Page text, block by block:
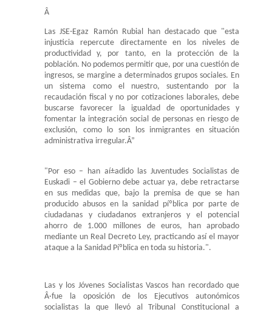
Â
Las JSE-Egaz Ramón Rubial han destacado que "esta
injusticia repercute directamente en los niveles de
productividad y, por tanto, en la protección de la
población. No podemos permitir que, por una cuestión de
ingresos, se margine a determinados grupos sociales. En
un sistema como el nuestro, sustentando por la
recaudación fiscal y no por cotizaciones laborales, debe
buscarse favorecer la igualdad de oportunidades y
fomentar la integración social de personas en riesgo de
exclusión, como lo son los inmigrantes en situación
administrativa irregular.Â”
"Por eso – han aí±adido las Juventudes Socialistas de
Euskadi – el Gobierno debe actuar ya, debe retractarse
en sus medidas que, bajo la premisa de que se han
producido abusos en la sanidad píºblica por parte de
ciudadanas y ciudadanos extranjeros y el potencial
ahorro de 1.000 millones de euros, han aprobado
mediante un Real Decreto Ley, practicando así el mayor
ataque a la Sanidad Píºblica en toda su historia.".
Las y los Jóvenes Socialistas Vascos han recordado que
Â·fue la oposición de los Ejecutivos autonómicos
socialistas la que llevó al Tribunal Constitucional a